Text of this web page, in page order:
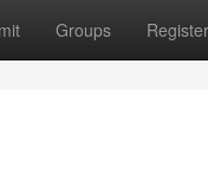
Groups Register